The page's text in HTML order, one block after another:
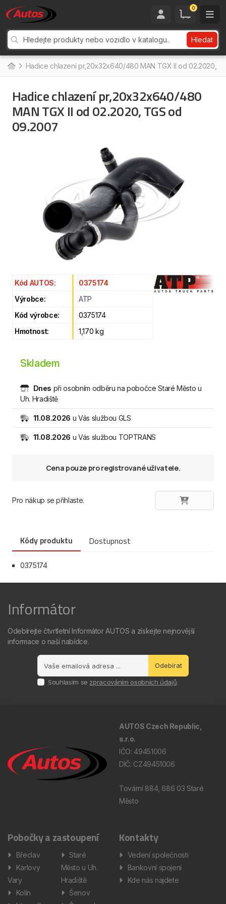
0
Hledat
Hadice chlazení pr,20x32x640/480 MAN TGX II od 02.2020,
Hadice chlazení pr,20x32x640/480
MAN TGX II od 02.2020, TGS od
09.2007
Kód AUTOS:
0375174
Výrobce:
ATP
Kód výrobce:
0375174
Hmotnost:
1,170 kg
Skladem
Dnes při osobním odběru na pobočce Staré Město u
Uh. Hradiště
11.08.2026 u Vás službou GLS
11.08.2026 u Vás službou TOPTRANS
Cena pouze pro registrované uživatele.
Pro nákup se přihlaste.
Kódy produktu Dostupnost
0375174
Informátor
Odebírejte čtvrtletní Informátor AUTOS a získejte nejnovější
informace o naší nabídce.
Odebírat
Souhlasím se zpracováním osobních údajů.
AUTOS Czech Republic,
s.r.o.
IČO: 49451006
DIČ: CZ49451006
Tovární 884, 686 03 Staré
Město
Pobočky a zastoupení
Břeclav
Karlovy
Vary
Kolín
Staré
Město u Uh.
Hradiště
Šenov
Kontakty
Vedení společnosti
Bankovní spojení
Kde nás najdete